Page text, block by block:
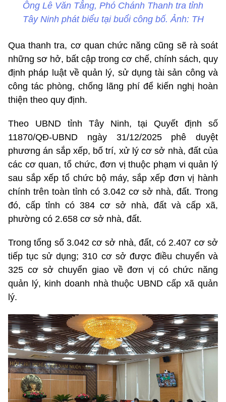
Ông Lê Văn Tẳng, Phó Chánh Thanh tra tỉnh
Tây Ninh phát biểu tại buổi công bố. Ảnh: TH
Qua thanh tra, cơ quan chức năng cũng sẽ rà soát
những sơ hở, bất cập trong cơ chế, chính sách, quy
định pháp luật về quản lý, sử dụng tài sản công và
công tác phòng, chống lãng phí để kiến nghị hoàn
thiện theo quy định.
Theo UBND tỉnh Tây Ninh, tại Quyết định số
11870/QĐ-UBND ngày 31/12/2025 phê duyệt
phương án sắp xếp, bố trí, xử lý cơ sở nhà, đất của
các cơ quan, tổ chức, đơn vị thuộc phạm vi quản lý
sau sắp xếp tổ chức bộ máy, sắp xếp đơn vị hành
chính trên toàn tỉnh có 3.042 cơ sở nhà, đất. Trong
đó, cấp tỉnh có 384 cơ sở nhà, đất và cấp xã,
phường có 2.658 cơ sở nhà, đất.
Trong tổng số 3.042 cơ sở nhà, đất, có 2.407 cơ sở
tiếp tục sử dụng; 310 cơ sở được điều chuyển và
325 cơ sở chuyển giao về đơn vị có chức năng
quản lý, kinh doanh nhà thuộc UBND cấp xã quản
lý.